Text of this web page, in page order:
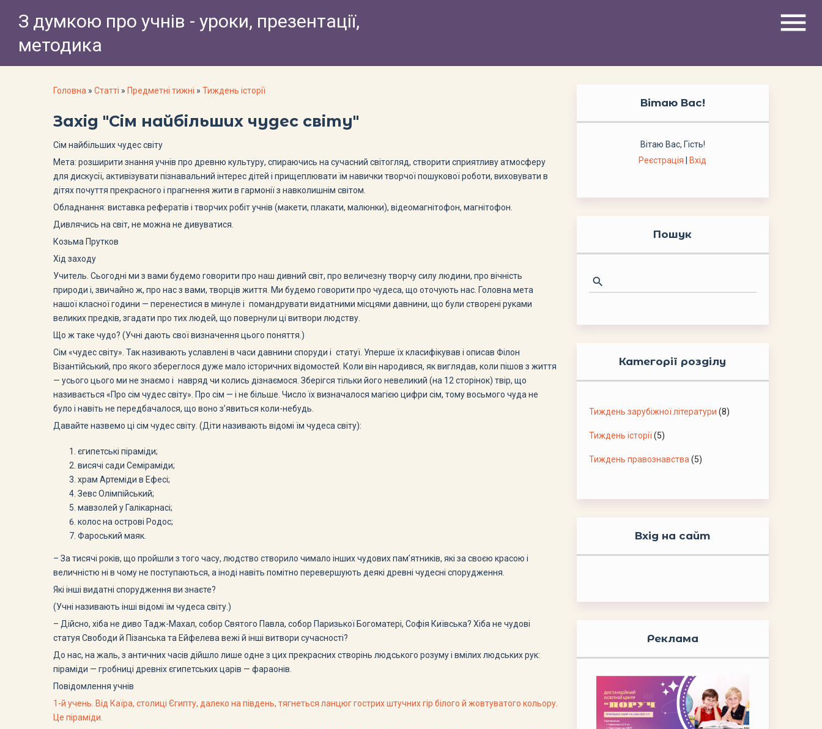
З думкою про учнів - уроки, презентації,
методика
menu
Головна » Статті » Предметні тижні » Тиждень історії
Захід "Cім найбільших чудес світу"
Cім найбільших чудес світу
Мета: розширити знання учнів про древню культуру, спираючись на сучасний світогляд, створити сприятливу атмосферу
для дискусії, активізувати пізнавальний інтерес дітей і прищеплювати їм навички творчої пошукової роботи, виховувати в
дітях почуття прекрасного і прагнення жити в гармонії з навколишнім світом.
Обладнання: виставка рефератів і творчих робіт учнів (макети, плакати, малюнки), відеомагнітофон, магнітофон.
Дивлячись на світ, не можна не дивуватися.
Козьма Прутков
Хід заходу
Учитель. Сьогодні ми з вами будемо говорити про наш дивний світ, про величезну творчу силу людини, про вічність
природи і, звичайно ж, про нас з вами, творців життя. Ми будемо говорити про чудеса, що оточують нас. Головна мета
нашої класної години — перенестися в минуле і помандрувати видатними місцями давнини, що були створені руками
великих предків, згадати про тих людей, що повернули ці витвори людству.
Що ж таке чудо? (Учні дають свої визначення цього поняття.)
Сім «чудес світу». Так називають уславлені в часи давнини споруди і статуї. Уперше їх класифікував і описав Філон
Візантійський, про якого збереглося дуже мало історичних відомостей. Коли він народився, як виглядав, коли пішов з життя
— усього цього ми не знаємо і навряд чи колись дізнаємося. Зберігся тільки його невеликий (на 12 сторінок) твір, що
називається «Про сім чудес світу». Про сім — і не більше. Число їх визначалося магією цифри сім, тому восьмого чуда не
було і навіть не передбачалося, що воно з’явиться коли-небудь.
Давайте назвемо ці сім чудес світу. (Діти називають відомі їм чудеса світу):
єгипетські піраміди;
висячі сади Семіраміди;
храм Артеміди в Ефесі;
Зевс Олімпійський;
мавзолей у Галікарнасі;
колос на острові Родос;
Фароський маяк.
– За тисячі років, що пройшли з того часу, людство створило чимало інших чудових пам’ятників, які за своєю красою і
величністю ні в чому не поступаються, а іноді навіть помітно перевершують деякі древні чудесні спорудження.
Які інші видатні спорудження ви знаєте?
(Учні називають інші відомі їм чудеса світу.)
– Дійсно, хіба не диво Тадж-Махал, собор Святого Павла, собор Паризької Богоматері, Софія Київська? Хіба не чудові
статуя Свободи й Пізанська та Ейфелева вежі й інші витвори сучасності?
До нас, на жаль, з античних часів дійшло лише одне з цих прекрасних створінь людського розуму і вмілих людських рук:
піраміди — гробниці древніх єгипетських царів — фараонів.
Повідомлення учнів
1-й учень. Від Каїра, столиці Єгипту, далеко на південь, тягнеться ланцюг гострих штучних гір білого й жовтуватого кольору.
Це піраміди.
Вітаю Вас!
Вітаю Вас, Гість!
Реєстрація
Вхід
Пошук
Категорії розділу
Тиждень зарубіжної літератури (8)
Тиждень історії (5)
Тиждень правознавства (5)
Вхід на сайт
Реклама